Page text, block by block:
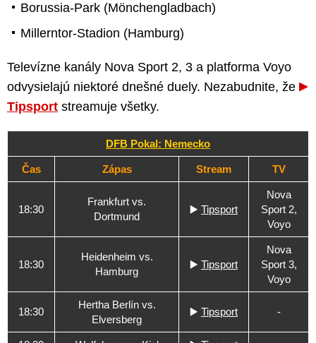
Borussia-Park (Mönchengladbach)
Millerntor-Stadion (Hamburg)
Televízne kanály Nova Sport 2, 3 a platforma Voyo
odvysielajú niektoré dnešné duely. Nezabudnite, že
Tipsport streamuje všetky.
DFB Pokal: Nemecko
Čas Zápas Stream TV
18:30
Frankfurt vs.
Dortmund
▶️ Tipsport
Nova
Sport 2,
Voyo
18:30
Heidenheim vs.
Hamburg
▶️ Tipsport
Nova
Sport 3,
Voyo
18:30
Hertha Berlín vs.
Elversberg
▶️ Tipsport -